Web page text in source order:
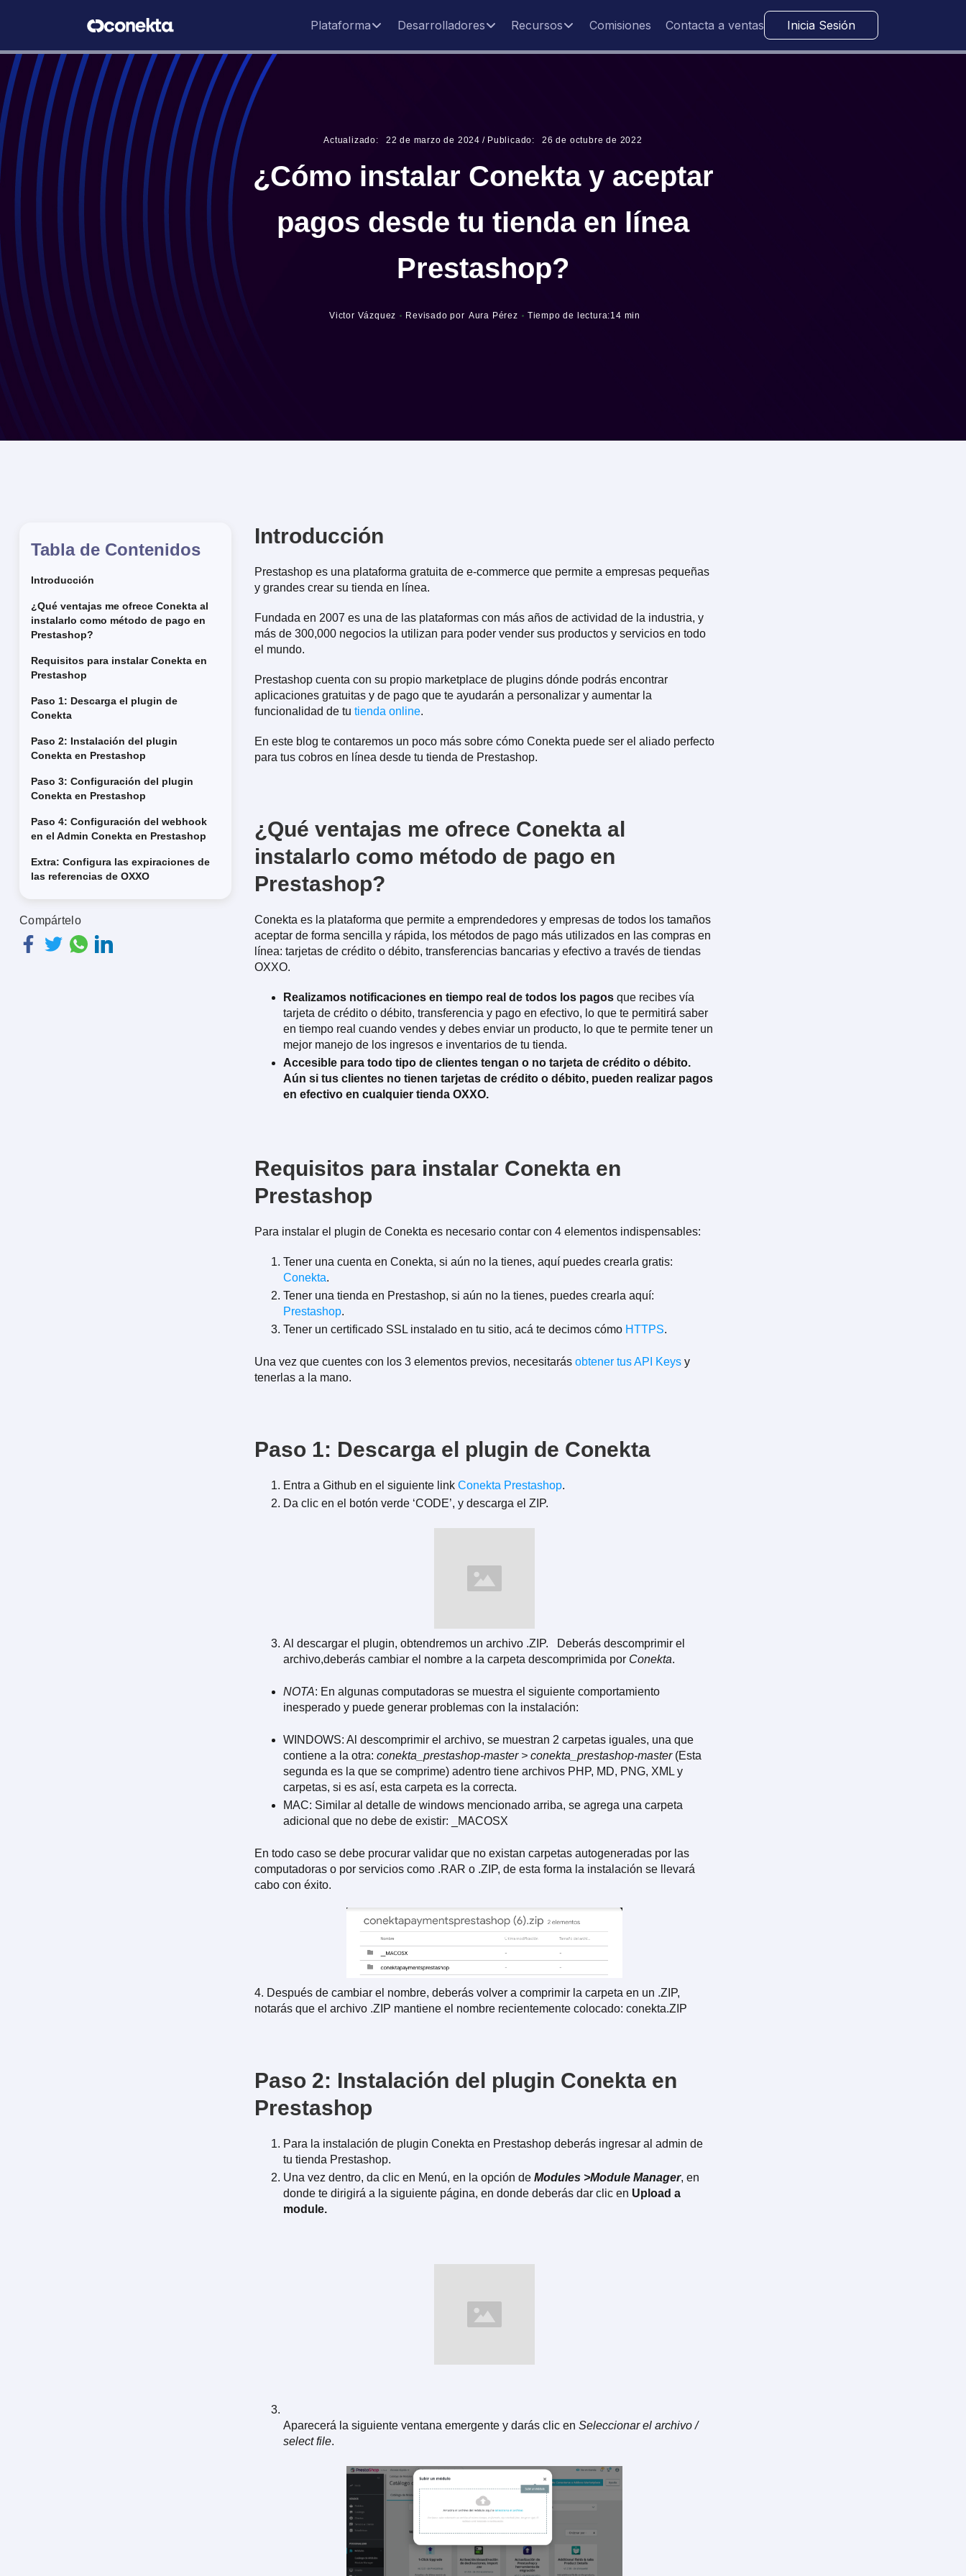
Plataforma Desarrolladores Recursos Comisiones Contacta a ventas Inicia Sesión
Actualizado: 22 de marzo de 2024 / Publicado: 26 de octubre de 2022
¿Cómo instalar Conekta y aceptar
pagos desde tu tienda en línea
Prestashop?
Victor Vázquez Revisado por Aura Pérez Tiempo de lectura:14 min
Tabla de Contenidos
Introducción
¿Qué ventajas me ofrece Conekta al
instalarlo como método de pago en
Prestashop?
Requisitos para instalar Conekta en
Prestashop
Paso 1: Descarga el plugin de
Conekta
Paso 2: Instalación del plugin
Conekta en Prestashop
Paso 3: Configuración del plugin
Conekta en Prestashop
Paso 4: Configuración del webhook
en el Admin Conekta en Prestashop
Extra: Configura las expiraciones de
las referencias de OXXO
Compártelo
Introducción
Prestashop es una plataforma gratuita de e-commerce que permite a empresas pequeñas
y grandes crear su tienda en línea.
Fundada en 2007 es una de las plataformas con más años de actividad de la industria, y
más de 300,000 negocios la utilizan para poder vender sus productos y servicios en todo
el mundo.
Prestashop cuenta con su propio marketplace de plugins dónde podrás encontrar
aplicaciones gratuitas y de pago que te ayudarán a personalizar y aumentar la
funcionalidad de tu tienda online.
En este blog te contaremos un poco más sobre cómo Conekta puede ser el aliado perfecto
para tus cobros en línea desde tu tienda de Prestashop.
¿Qué ventajas me ofrece Conekta al
instalarlo como método de pago en
Prestashop?
Conekta es la plataforma que permite a emprendedores y empresas de todos los tamaños
aceptar de forma sencilla y rápida, los métodos de pago más utilizados en las compras en
línea: tarjetas de crédito o débito, transferencias bancarias y efectivo a través de tiendas
OXXO.
Realizamos notificaciones en tiempo real de todos los pagosque recibes vía
tarjeta de crédito o débito, transferencia y pago en efectivo, lo que te permitirá saber
en tiempo real cuando vendes y debes enviar un producto, lo que te permite tener un
mejor manejo de los ingresos e inventarios de tu tienda.
Accesible para todo tipo de clientes tengan o no tarjeta de crédito o débito.
Aún si tus clientes no tienen tarjetas de crédito o débito, pueden realizar pagos
en efectivo en cualquier tienda OXXO.
Requisitos para instalar Conekta en
Prestashop
Para instalar el plugin de Conekta es necesario contar con 4 elementos indispensables:
Tener una cuenta en Conekta, si aún no la tienes, aquí puedes crearla gratis:
Conekta.
Tener una tienda en Prestashop, si aún no la tienes, puedes crearla aquí:
Prestashop.
Tener un certificado SSL instalado en tu sitio, acá te decimos cómo HTTPS.
Una vez que cuentes con los 3 elementos previos, necesitarás obtener tus API Keysy
tenerlas a la mano.
Paso 1: Descarga el plugin de Conekta
Entra a Github en el siguiente link Conekta Prestashop.
Da clic en el botón verde ‘CODE’, y descarga el ZIP.
Al descargar el plugin, obtendremos un archivo .ZIP. Deberás descomprimir el
archivo,deberás cambiar el nombre a la carpeta descomprimida por Conekta.
NOTA: En algunas computadoras se muestra el siguiente comportamiento
inesperado y puede generar problemas con la instalación:
WINDOWS: Al descomprimir el archivo, se muestran 2 carpetas iguales, una que
contiene a la otra: conekta_prestashop-master > conekta_prestashop-master(Esta
segunda es la que se comprime) adentro tiene archivos PHP, MD, PNG, XML y
carpetas, si es así, esta carpeta es la correcta.
MAC: Similar al detalle de windows mencionado arriba, se agrega una carpeta
adicional que no debe de existir: _MACOSX
En todo caso se debe procurar validar que no existan carpetas autogeneradas por las
computadoras o por servicios como .RAR o .ZIP, de esta forma la instalación se llevará
cabo con éxito.
4. Después de cambiar el nombre, deberás volver a comprimir la carpeta en un .ZIP,
notarás que el archivo .ZIP mantiene el nombre recientemente colocado: conekta.ZIP
Paso 2: Instalación del plugin Conekta en
Prestashop
Para la instalación de plugin Conekta en Prestashop deberás ingresar al admin de
tu tienda Prestashop.
Una vez dentro, da clic en Menú, en la opción de Modules >Module Manager, en
donde te dirigirá a la siguiente página, en donde deberás dar clic en Upload a
module.
Aparecerá la siguiente ventana emergente y darás clic en Seleccionar el archivo /
select file.